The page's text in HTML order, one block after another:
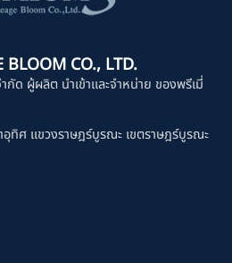
BLOOM CO., LTD.
ด ผู้ผลิต นำเข้าและจำหน่าย ของพรีเมี่
ทิศ แขวงราษฎร์บูรณะ เขตราษฎร์บูรณะ